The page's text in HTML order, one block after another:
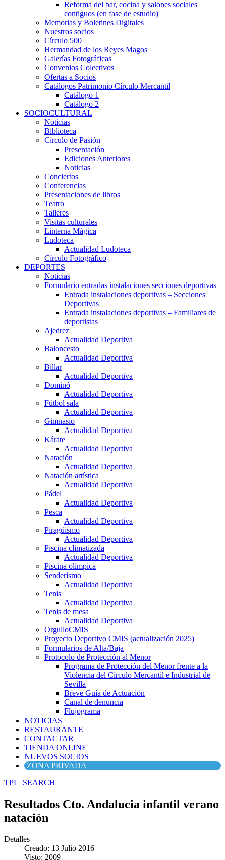
Reforma del bar, cocina y salones sociales
contiguos (en fase de estudio)
Memorias y Boletines Digitales
Nuestros socios
Círculo 500
Hermandad de los Reyes Magos
Galerías Fotográficas
Convenios Colectivos
Ofertas a Socios
Catálogos Patrimonio Círculo Mercantil
Catálogo 1
Catálogo 2
SOCIOCULTURAL
Noticias
Biblioteca
Círculo de Pasión
Presentación
Ediciones Anteriores
Noticias
Conciertos
Conferencias
Presentaciones de libros
Teatro
Talleres
Visitas culturales
Linterna Mágica
Ludoteca
Actualidad Ludoteca
Círculo Fotográfico
DEPORTES
Noticias
Formulario entradas instalaciones secciones deportivas
Entrada instalaciones deportivas – Secciones
Deportivas
Entrada instalaciones deportivas – Familiares de
deportistas
Ajedrez
Actualidad Deportiva
Baloncesto
Actualidad Deportiva
Billar
Actualidad Deportiva
Dominó
Actualidad Deportiva
Fútbol sala
Actualidad Deportiva
Gimnasio
Actualidad Deportiva
Kárate
Actualidad Deportiva
Natación
Actualidad Deportiva
Natación artística
Actualidad Deportiva
Pádel
Actualidad Deportiva
Pesca
Actualidad Deportiva
Piragüismo
Actualidad Deportiva
Piscina climatizada
Actualidad Deportiva
Piscina olímpica
Senderismo
Actualidad Deportiva
Tenis
Actualidad Deportiva
Tenis de mesa
Actualidad Deportiva
OrgulloCMIS
Proyecto Deportivo CMIS (actualización 2025)
Formularios de Alta/Baja
Protocolo de Protección al Menor
Programa de Protección del Menor frente a la
Violencia del Círculo Mercantil e Industrial de
Sevilla
Breve Guía de Actuación
Canal de denuncia
Flujograma
NOTICIAS
RESTAURANTE
CONTACTAR
TIENDA ONLINE
NUEVOS SOCIOS
ZONA PRIVADA
TPL_SEARCH
Resultados Cto. Andalucia infantil verano
natación
Detalles
Creado: 13 Julio 2016
Visto: 2009